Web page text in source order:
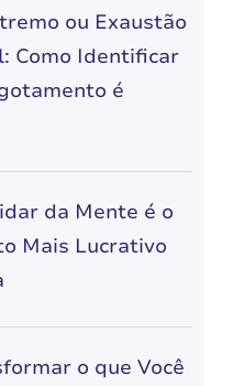
ou Exaustão
Como Identificar
é
da Mente é o
Mais Lucrativo
o que Você